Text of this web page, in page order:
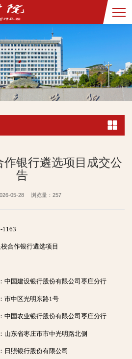
银行遴选项目成交公
告
05-28 浏览量： 257
1163
合作银行遴选项目
中国建设银行股份有限公司枣庄分行
市中区光明东路1号
中国农业银行股份有限公司枣庄分行
山东省枣庄市市中光明路北侧
日照银行股份有限公司